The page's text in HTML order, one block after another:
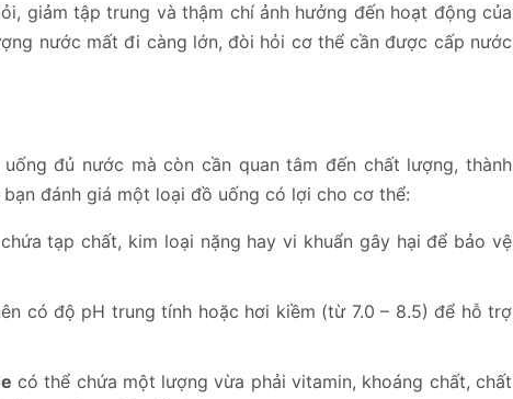
giảm tập trung và thậm chí ảnh hưởng đến hoạt động của
nước mất đi càng lớn, đòi hỏi cơ thể cần được cấp nước
đủ nước mà còn cần quan tâm đến chất lượng, thành
đánh giá một loại đồ uống có lợi cho cơ thể:
tạp chất, kim loại nặng hay vi khuẩn gây hại để bảo vệ
có độ pH trung tính hoặc hơi kiềm (từ 7.0 – 8.5) để hỗ trợ
có thể chứa một lượng vừa phải vitamin, khoáng chất, chất